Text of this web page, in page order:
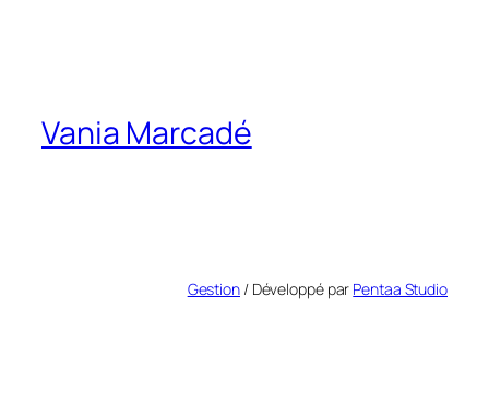
Vania Marcadé
Gestion/ Développé par Pentaa Studio